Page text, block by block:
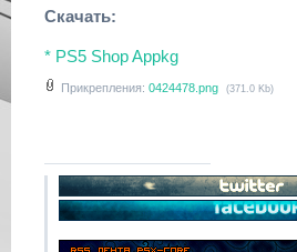
Скачать:
* PS5 Shop Appkg
Прикрепления: 0424478.png (371.0 Kb)